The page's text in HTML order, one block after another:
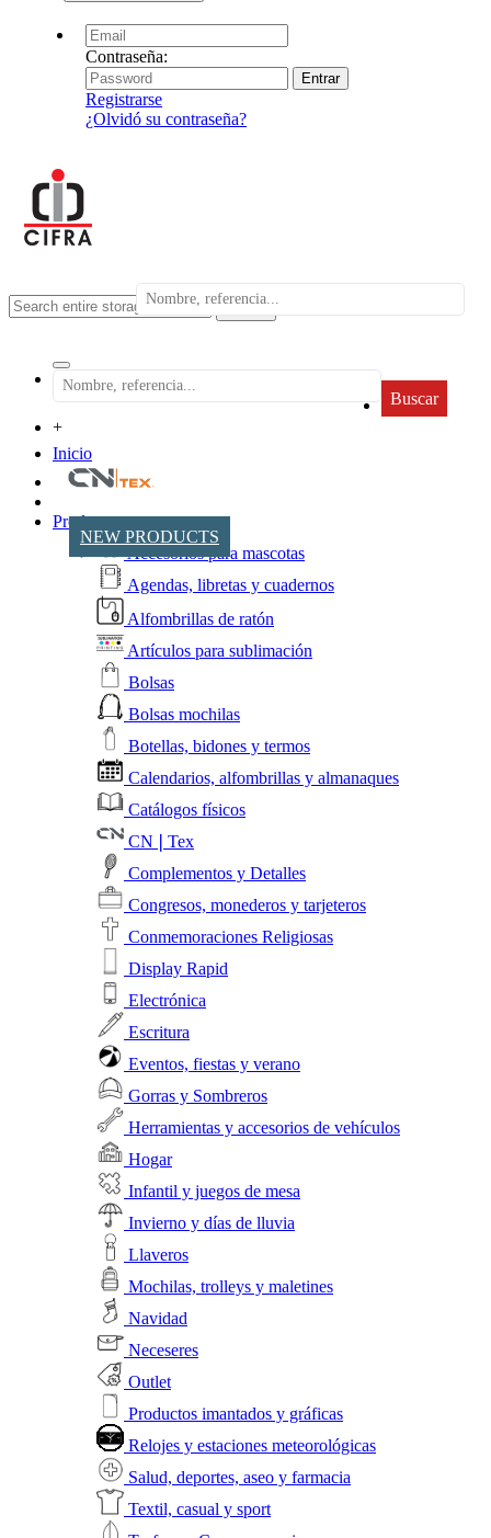
Contraseña:
Registrarse
¿Olvidó su contraseña?
search
Buscar
+
Inicio
NEW PRODUCTS
Productos
Accesorios para mascotas
Agendas, libretas y cuadernos
Alfombrillas de ratón
Artículos para sublimación
Bolsas
Bolsas mochilas
Botellas, bidones y termos
Calendarios, alfombrillas y almanaques
Catálogos físicos
CN❘Tex
Complementos y Detalles
Congresos, monederos y tarjeteros
Conmemoraciones Religiosas
Display Rapid
Electrónica
Escritura
Eventos, fiestas y verano
Gorras y Sombreros
Herramientas y accesorios de vehículos
Hogar
Infantil y juegos de mesa
Invierno y días de lluvia
Llaveros
Mochilas, trolleys y maletines
Navidad
Neceseres
Outlet
Productos imantados y gráficas
Relojes y estaciones meteorológicas
Salud, deportes, aseo y farmacia
Textil, casual y sport